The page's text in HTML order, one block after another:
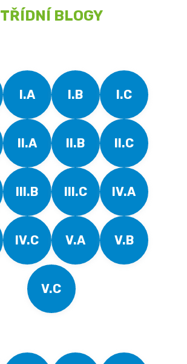
TŘÍDNÍ BLOGY
I.A I.B I.C
II.A II.B II.C
III.B III.C IV.A
IV.C V.A V.B
V.C